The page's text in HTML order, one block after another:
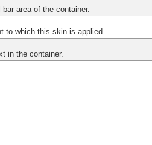
area of the container.
to which this skin is applied.
in the container.